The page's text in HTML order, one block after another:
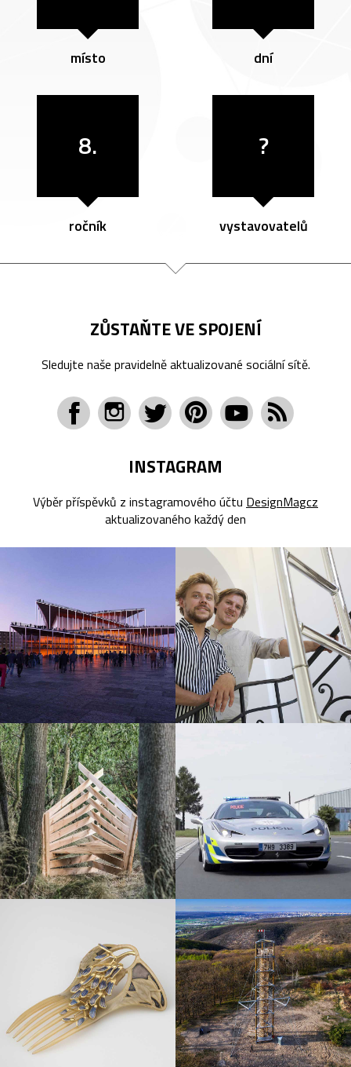
místo dní
8.
ročník
?
vystavovatelů
ZŮSTAŇTE VE SPOJENÍ
Sledujte naše pravidelně aktualizované sociální sítě.
INSTAGRAM
Výběr příspěvků z instagramového účtu DesignMagcz
aktualizovaného každý den